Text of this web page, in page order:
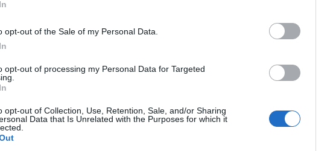
opt-out of the Sale of my Personal Data.
opt-out of processing my Personal Data for Targeted
opt-out of Collection, Use, Retention, Sale, and/or Sharing
Data that Is Unrelated with the Purposes for which it
Meet 24: Οι «ιπτάμενες Τίγρεις» της Ελλάδας
μαζί στην Γερμανία
ότι είναι εξαιρετικά προσεκτικό σε ό,τι αφορά τη
08:31